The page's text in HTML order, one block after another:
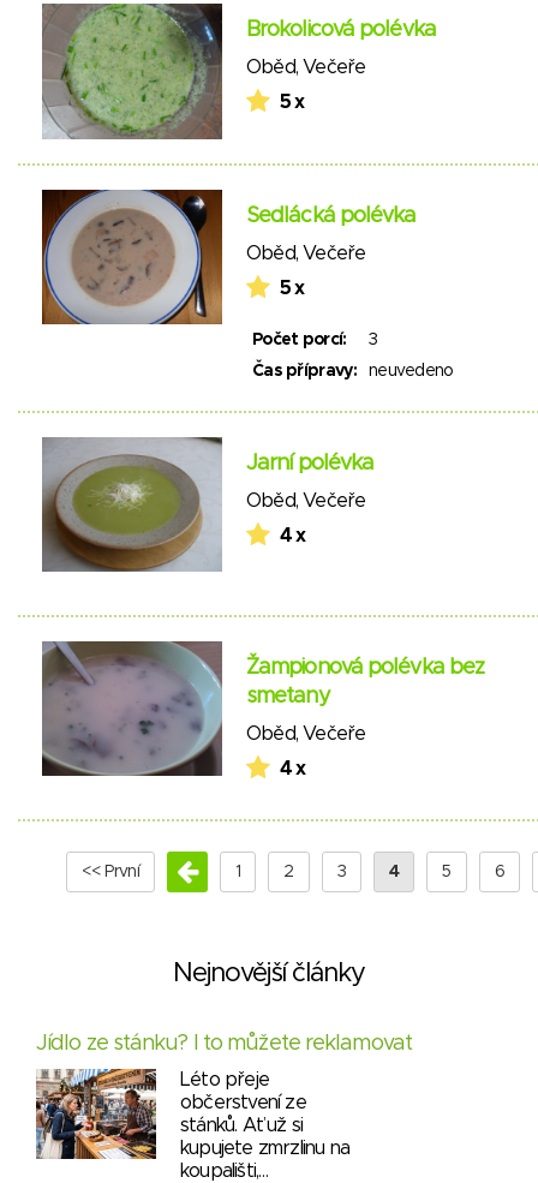
Brokolicová polévka
Oběd, Večeře
5 x
Sedlácká polévka
Oběd,Večeře
5 x
Počet porcí:
3
Čas přípravy:
neuvedeno
Jarní polévka
Oběd,Večeře
4 x
Žampionová polévka bez
smetany
Oběd,Večeře
4 x
<< První 1 2 3 4 5 6
Nejnovější články
Jídlo ze stánku? I to můžete reklamovat
Léto přeje
občerstvení ze
stánků. Ať už si
kupujete zmrzlinu na
koupališti,…